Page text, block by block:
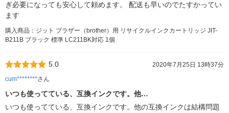
ぎ必要になっても安心して頼めます。 配送も早いのでたすかってい
ます
購入商品：ジット ブラザー（brother）用 リサイクルインクカートリッジ JIT-
B211B ブラック 標準 LC211BK対応 1個
5.0
2020年7月25日 13時37分
cum********さん
いつも使ってている、互換インクです。他…
いつも使ってている、互換インクです。他の互換インクは結構問題